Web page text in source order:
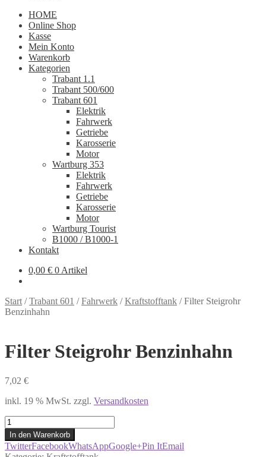
HOME
Online Shop
Kasse
Mein Konto
Warenkorb
Kategorien
Trabant 1.1
Trabant 500/600
Trabant 601
Elektrik
Fahrwerk
Getriebe
Karosserie
Motor
Wartburg 353
Elektrik
Fahrwerk
Getriebe
Karosserie
Motor
Wartburg Tourist
B1000 / B1000-1
Kontakt
0,00 € 0 Artikel
Start /Trabant 601 /Fahrwerk /Kraftstofftank /Filter Steigrohr
Benzinhahn
Filter Steigrohr Benzinhahn
7,02 €
inkl. 19 % MwSt. zzgl. Versandkosten
Filter
Steigrohr
Benzinhahn
Menge
In den Warenkorb
TwitterFacebookWhatsAppGoogle+Pin ItEmail